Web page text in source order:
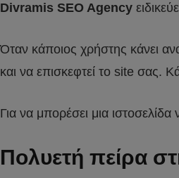
Divramis SEO Agency
Όταν κάποιος χρήστης κάνει
και να επισκεφτεί το site σας.
Για να μπορέσει μια
Πολυετή πείρα